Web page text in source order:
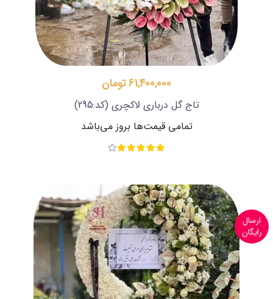
61,400,000 تومان
تاج گل درباری لاکچری (کد:295)
تمامی قیمت‌ها بروز می‌باشد
ارسال
رایگان